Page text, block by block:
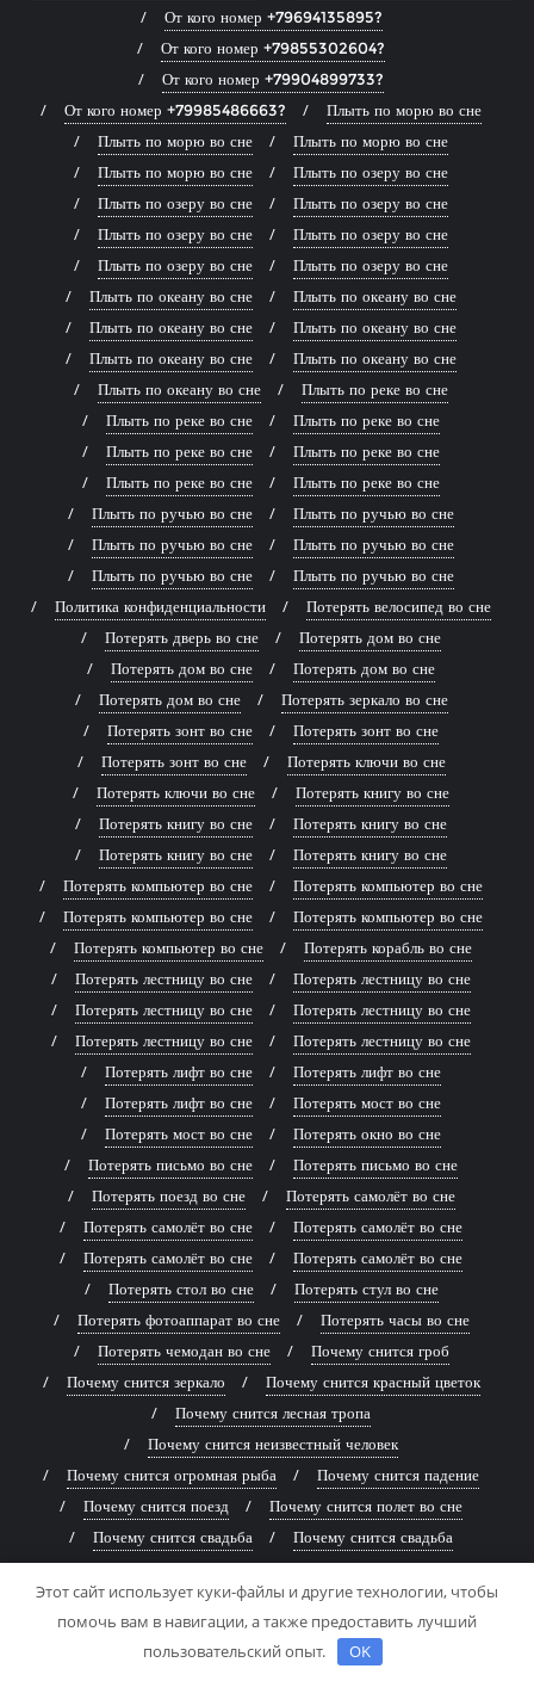
От кого номер +79694135895?
От кого номер +79855302604?
От кого номер +79904899733?
От кого номер +79985486663?
Плыть по морю во сне
Плыть по морю во сне
Плыть по морю во сне
Плыть по морю во сне
Плыть по озеру во сне
Плыть по озеру во сне
Плыть по озеру во сне
Плыть по озеру во сне
Плыть по озеру во сне
Плыть по озеру во сне
Плыть по озеру во сне
Плыть по океану во сне
Плыть по океану во сне
Плыть по океану во сне
Плыть по океану во сне
Плыть по океану во сне
Плыть по океану во сне
Плыть по океану во сне
Плыть по реке во сне
Плыть по реке во сне
Плыть по реке во сне
Плыть по реке во сне
Плыть по реке во сне
Плыть по реке во сне
Плыть по реке во сне
Плыть по ручью во сне
Плыть по ручью во сне
Плыть по ручью во сне
Плыть по ручью во сне
Плыть по ручью во сне
Плыть по ручью во сне
Политика конфиденциальности
Потерять велосипед во сне
Потерять дверь во сне
Потерять дом во сне
Потерять дом во сне
Потерять дом во сне
Потерять дом во сне
Потерять зеркало во сне
Потерять зонт во сне
Потерять зонт во сне
Потерять зонт во сне
Потерять ключи во сне
Потерять ключи во сне
Потерять книгу во сне
Потерять книгу во сне
Потерять книгу во сне
Потерять книгу во сне
Потерять книгу во сне
Потерять компьютер во сне
Потерять компьютер во сне
Потерять компьютер во сне
Потерять компьютер во сне
Потерять компьютер во сне
Потерять корабль во сне
Потерять лестницу во сне
Потерять лестницу во сне
Потерять лестницу во сне
Потерять лестницу во сне
Потерять лестницу во сне
Потерять лестницу во сне
Потерять лифт во сне
Потерять лифт во сне
Потерять лифт во сне
Потерять мост во сне
Потерять мост во сне
Потерять окно во сне
Потерять письмо во сне
Потерять письмо во сне
Потерять поезд во сне
Потерять самолёт во сне
Потерять самолёт во сне
Потерять самолёт во сне
Потерять самолёт во сне
Потерять самолёт во сне
Потерять стол во сне
Потерять стул во сне
Потерять фотоаппарат во сне
Потерять часы во сне
Потерять чемодан во сне
Почему снится гроб
Почему снится зеркало
Почему снится красный цветок
Почему снится лесная тропа
Почему снится неизвестный человек
Почему снится огромная рыба
Почему снится падение
Почему снится поезд
Почему снится полет во сне
Почему снится свадьба
Почему снится свадьба
Почему снится светлая комната
Почему снится светлая комната
Почему снится улыбка
Почему снится улыбка
Почему снится улыбка
Почему снится шумное море
Рыбу во сне
Синий дверь во сне
Этот сайт использует куки-файлы и другие технологии, чтобы
помочь вам в навигации, а также предоставить лучший
пользовательский опыт.
OK